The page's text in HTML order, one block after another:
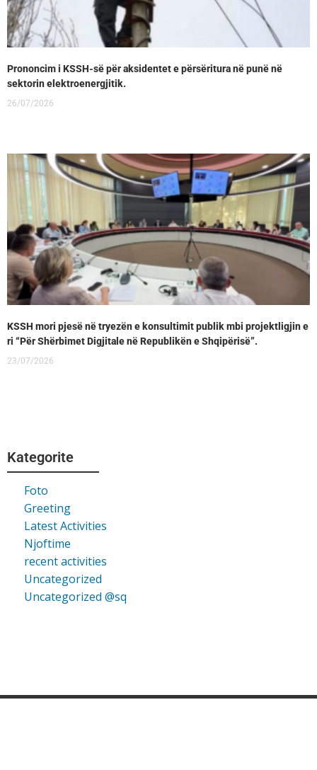
Prononcim i KSSH-së për aksidentet e përsëritura në punë në
sektorin elektroenergjitik.
26/07/2026
KSSH mori pjesë në tryezën e konsultimit publik mbi projektligjin e
ri “Për Shërbimet Digjitale në Republikën e Shqipërisë”.
23/07/2026
Kategorite
Foto
Greeting
Latest Activities
Njoftime
recent activities
Uncategorized
Uncategorized @sq